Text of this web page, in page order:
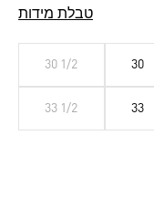
טבלת מידות
30
30 1/2
33
33 1/2